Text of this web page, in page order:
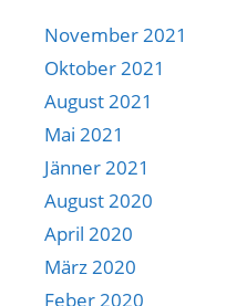
November 2021
Oktober 2021
August 2021
Mai 2021
Jänner 2021
August 2020
April 2020
März 2020
Feber 2020